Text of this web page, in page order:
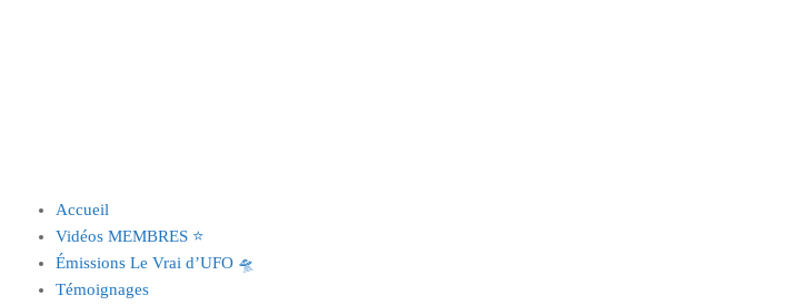
Accueil
Vidéos MEMBRES ⭐️
Émissions Le Vrai d’UFO 🛸
Témoignages